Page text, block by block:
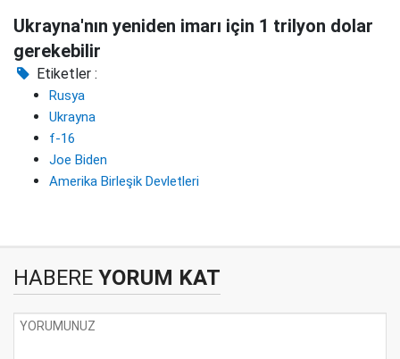
Ukrayna'nın yeniden imarı için 1 trilyon dolar
gerekebilir
Etiketler :
Rusya
Ukrayna
f-16
Joe Biden
Amerika Birleşik Devletleri
HABERE YORUM KAT